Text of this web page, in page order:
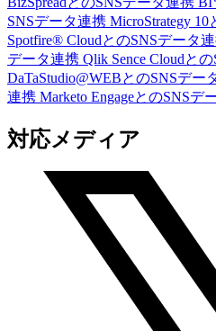
SNSデータ連携 MicroStrategy
Spotfire® CloudとのSNSデータ
データ連携 Qlik Sence Cloudと
DaTaStudio@WEBとのSNSデー
連携 Marketo EngageとのSNSデ
対応メディア